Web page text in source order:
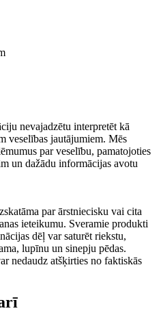
nevajadzētu interpretēt kā
veselības jautājumiem. Mēs
par veselību, pamatojoties
un dažādu informācijas avotu
par ārstniecisku vai cita
ieteikumu. Sveramie produkti
dēļ var saturēt riekstu,
lupīnu un sinepju pēdas.
nedaudz atšķirties no faktiskās